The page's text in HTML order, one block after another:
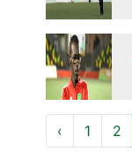
‹ 1 2